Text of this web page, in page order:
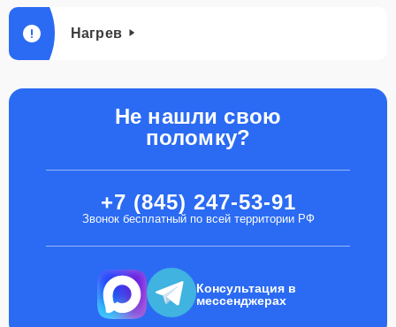
Нагрев
Не нашли свою
поломку?
+7 (845) 247-53-91
Звонок бесплатный по всей территории РФ
Консультация в
мессенджерах